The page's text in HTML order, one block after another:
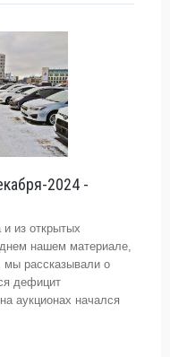
2024 -
из открытых
нашем материале,
рассказывали о
дефицит
аукционах начался